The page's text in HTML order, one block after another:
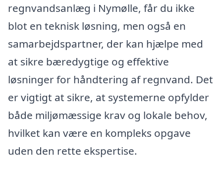
regnvandsanlæg i Nymølle, får du ikke
blot en teknisk løsning, men også en
samarbejdspartner, der kan hjælpe med
at sikre bæredygtige og effektive
løsninger for håndtering af regnvand. Det
er vigtigt at sikre, at systemerne opfylder
både miljømæssige krav og lokale behov,
hvilket kan være en kompleks opgave
uden den rette ekspertise.